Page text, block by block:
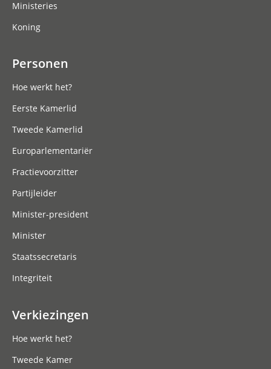
Ministeries
Koning
Personen
Hoe werkt het?
Eerste Kamerlid
Tweede Kamerlid
Europarlementariër
Fractievoorzitter
Partijleider
Minister-president
Minister
Staatssecretaris
Integriteit
Verkiezingen
Hoe werkt het?
Tweede Kamer